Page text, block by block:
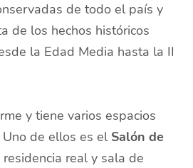
de todo el país y
de los hechos históricos
la Edad Media hasta la II
y tiene varios espacios
de ellos es el Salón de
real y sala de